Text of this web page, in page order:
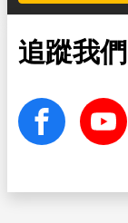
追蹤我們
facebook Youtube